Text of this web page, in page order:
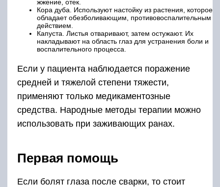
жжение, отек.
Кора дуба. Используют настойку из растения, которое
обладает обезболивающим, противовоспалительным
действием.
Капуста. Листья отваривают, затем остужают. Их
накладывают на область глаз для устранения боли и
воспалительного процесса.
Если у пациента наблюдается поражение
средней и тяжелой степени тяжести,
применяют только медикаментозные
средства. Народные методы терапии можно
использовать при заживающих ранах.
Первая помощь
Если болят глаза после сварки, то стоит